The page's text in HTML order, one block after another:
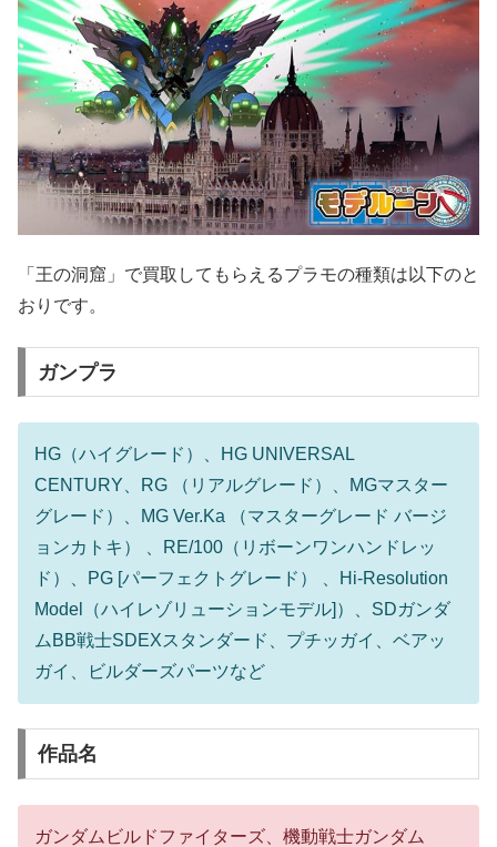
「王の洞窟」で買取してもらえるプラモの種類は以下のと
おりです。
ガンプラ
HG（ハイグレード）、HG UNIVERSAL
CENTURY、RG （リアルグレード）、MGマスター
グレード）、MG Ver.Ka （マスターグレード バージ
ョンカトキ） 、RE/100（リボーンワンハンドレッ
ド）、PG [パーフェクトグレード） 、Hi-Resolution
Model（ハイレゾリューションモデル]）、SDガンダ
ムBB戦士SDEXスタンダード、プチッガイ、ベアッ
ガイ、ビルダーズパーツなど
作品名
ガンダムビルドファイターズ、機動戦士ガンダム